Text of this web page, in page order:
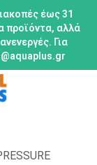
έως 31
προϊόντα, αλλά
Για